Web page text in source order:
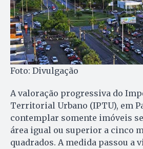
Foto: Divulgação
A valoração progressiva do
Territorial Urbano (IPTU), em
contemplar somente imóveis
área igual ou superior a cinco
quadrados. A medida passou a